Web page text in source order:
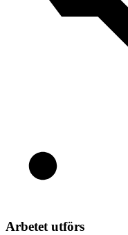
Arbetet utförs